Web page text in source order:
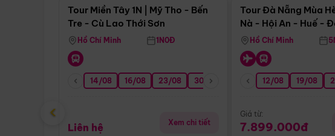
Tour Miền Tây 1N | Mỹ Tho - Bến
Tre - Cù Lao Thới Sơn
Hồ Chí Minh 1N0Đ
14/08 16/08 23/08 30/08 06/09 13/09 20/09
Liên hệ Xem chi tiết
Tour Đà Nẵng Mùa
Nà - Hội An - Huế -
NhaHồ Chí Minh
12/08 19/08
Giá từ:
7.899.000đ
‹